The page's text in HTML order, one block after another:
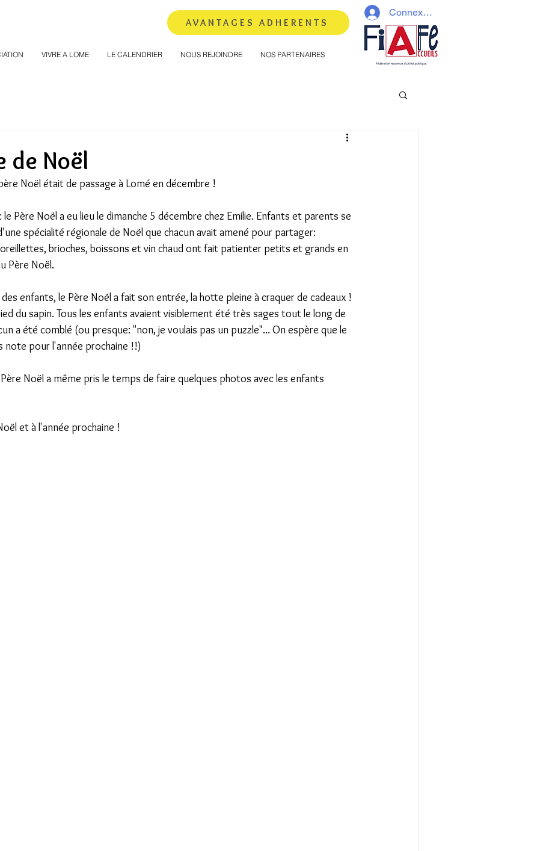
VIVRE A LOME LE CALENDRIER NOUS REJOINDRE NOS PARTENAIRES
Connexion
AVANTAGES ADHERENTS
de Noël
Noël était de passage à Lomé en décembre !
le Père Noël a eu lieu le dimanche 5 décembre chez Emilie. Enfants et parents se
spécialité régionale de Noël que chacun avait amené pour partager:
brioches, boissons et vin chaud ont fait patienter petits et grands en
Père Noël.
enfants, le Père Noël a fait son entrée, la hotte pleine à craquer de cadeaux !
du sapin. Tous les enfants avaient visiblement été très sages tout le long de
a été comblé (ou presque: "non, je voulais pas un puzzle"... On espère que le
note pour l'année prochaine !!)
Noël a même pris le temps de faire quelques photos avec les enfants
et à l'année prochaine !